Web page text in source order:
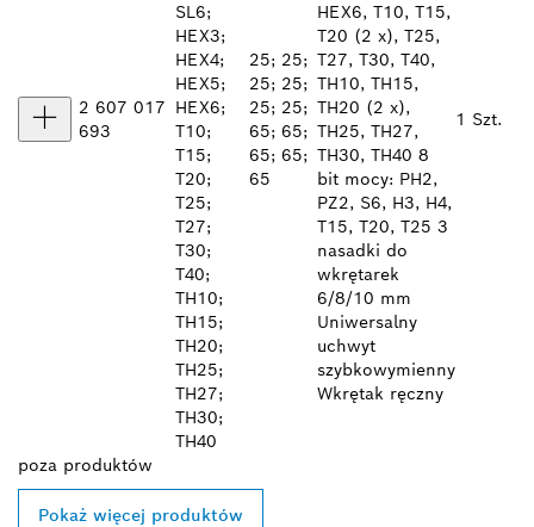
2 607 017
693
SL6;
HEX3;
HEX4;
HEX5;
HEX6;
T10;
T15;
T20;
T25;
T27;
T30;
T40;
TH10;
TH15;
TH20;
TH25;
TH27;
TH30;
TH40
25; 25;
25; 25;
25; 25;
65; 65;
65; 65;
65
HEX6, T10, T15,
T20 (2 x), T25,
T27, T30, T40,
TH10, TH15,
TH20 (2 x),
TH25, TH27,
TH30, TH40 8
bit mocy: PH2,
PZ2, S6, H3, H4,
T15, T20, T25 3
nasadki do
wkrętarek
6/8/10 mm
Uniwersalny
uchwyt
szybkowymienny
Wkrętak ręczny
1 Szt.
poza produktów
Pokaż więcej produktów